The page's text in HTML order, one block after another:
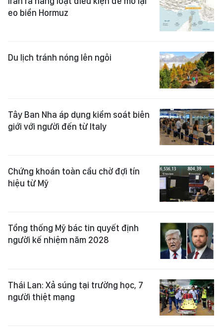
eo biển Hormuz
Du lịch tránh nóng lên ngôi
Tây Ban Nha áp dụng kiểm soát biên
giới với người đến từ Italy
Chứng khoán toàn cầu chờ đợi tín
hiệu từ Mỹ
Tổng thống Mỹ bác tin quyết định
người kế nhiệm năm 2028
Thái Lan: Xả súng tại trường học, 7
người thiệt mạng